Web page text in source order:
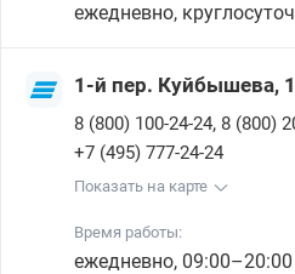
ежедневно,
1-й пер. Куйбышева,
8 (800) 100-24-24, 8 (800)
+7 (495) 777-24-24
Показать на карте
Время работы:
ежедневно, 09:00–20:00